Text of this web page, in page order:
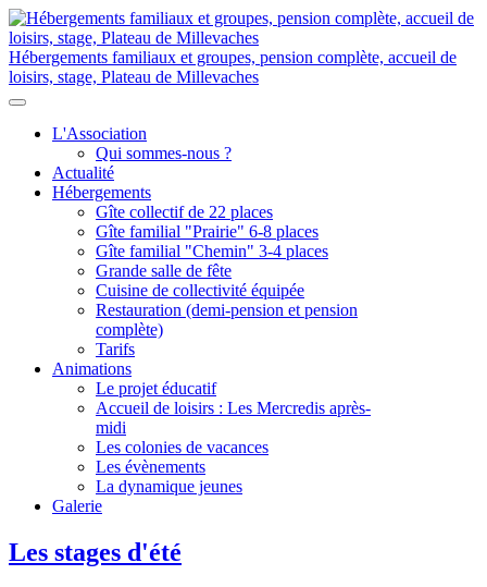
Hébergements familiaux et groupes, pension complète, accueil de
loisirs, stage, Plateau de Millevaches
L'Association
Qui sommes-nous ?
Actualité
Hébergements
Gîte collectif de 22 places
Gîte familial "Prairie" 6-8 places
Gîte familial "Chemin" 3-4 places
Grande salle de fête
Cuisine de collectivité équipée
Restauration (demi-pension et pension
complète)
Tarifs
Animations
Le projet éducatif
Accueil de loisirs : Les Mercredis après-
midi
Les colonies de vacances
Les évènements
La dynamique jeunes
Galerie
Les stages d'été